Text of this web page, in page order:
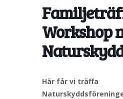
Workshop
Här får vi träffa